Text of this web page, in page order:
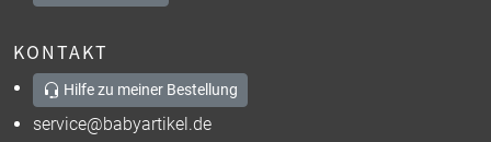
KONTAKT
Hilfe zu meiner Bestellung
service@babyartikel.de